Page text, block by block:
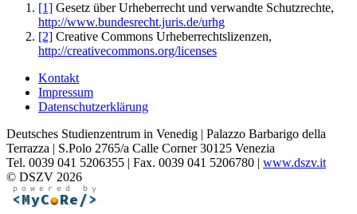
[1] Gesetz über Urheberrecht und verwandte Schutzrechte,
http://www.bundesrecht.juris.de/urhg
[2] Creative Commons Urheberrechtslizenzen,
http://creativecommons.org/licenses
Kontakt
Impressum
Datenschutzerklärung
Deutsches Studienzentrum in Venedig | Palazzo Barbarigo della
Terrazza | S.Polo 2765/a Calle Corner 30125 Venezia
Tel. 0039 041 5206355 | Fax. 0039 041 5206780 | www.dszv.it
© DSZV 2026